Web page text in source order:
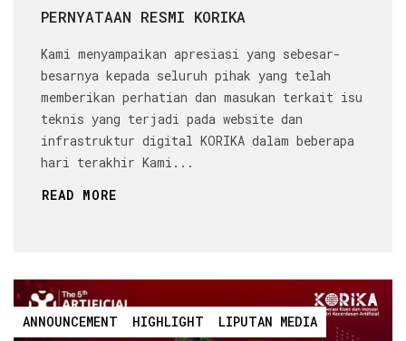
PERNYATAAN RESMI KORIKA
Kami menyampaikan apresiasi yang sebesar-
besarnya kepada seluruh pihak yang telah
memberikan perhatian dan masukan terkait isu
teknis yang terjadi pada website dan
infrastruktur digital KORIKA dalam beberapa
hari terakhir Kami...
READ MORE
ANNOUNCEMENT HIGHLIGHT LIPUTAN MEDIA